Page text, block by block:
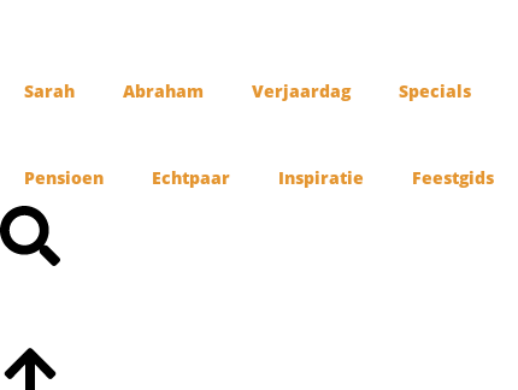
Sarah Abraham Verjaardag Specials
Pensioen Echtpaar Inspiratie Feestgids